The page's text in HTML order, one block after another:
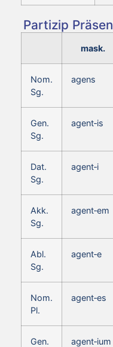
Partizip
mask.
Nom.
Sg.
agens
Gen.
Sg.
agent‑is
Dat.
Sg.
agent‑i
Akk.
Sg.
agent‑em
Abl.
Sg.
agent‑e
Nom.
Pl.
agent‑es
Gen.
agent‑ium